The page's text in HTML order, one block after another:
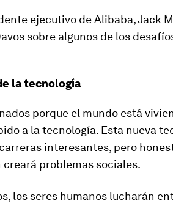
ejecutivo de Alibaba, Jack
sobre algunos de los
la tecnología
porque el mundo está
a la tecnología. Esta nueva
interesantes, pero
problemas sociales.
los seres humanos lucharán